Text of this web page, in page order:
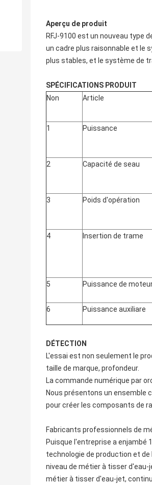
Aperçu de produit
RFJ-9100 est un nouveau type
un cadre plus raisonnable et le
plus stables, et le système de
SPÉCIFICATIONS PRODUIT
Non
Article
1 Puissance
2 Capacité de seau
3 Poids d'opération
4 Insertion de trame
5 Puissance de
6 Puissance auxiliare
DÉTECTION
L'essai est non seulement le
taille de marque, profondeur.
La commande numérique par
Nous présentons un ensemble
pour créer les composants de
Fabricants professionnels de
Puisque l'entreprise a enjambé
technologie de production et
niveau de métier à tisser d'eau-
métier à tisser d'eau-jet,